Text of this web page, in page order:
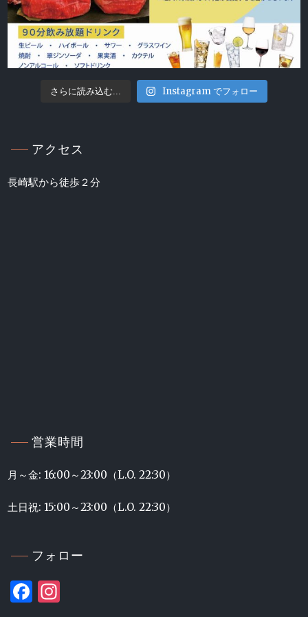
さらに読み込む... Instagram でフォロー
アクセス
長崎駅から徒歩２分
営業時間
月～金: 16:00～23:00（L.O. 22:30）
土日祝: 15:00～23:00（L.O. 22:30）
フォロー
Facebook